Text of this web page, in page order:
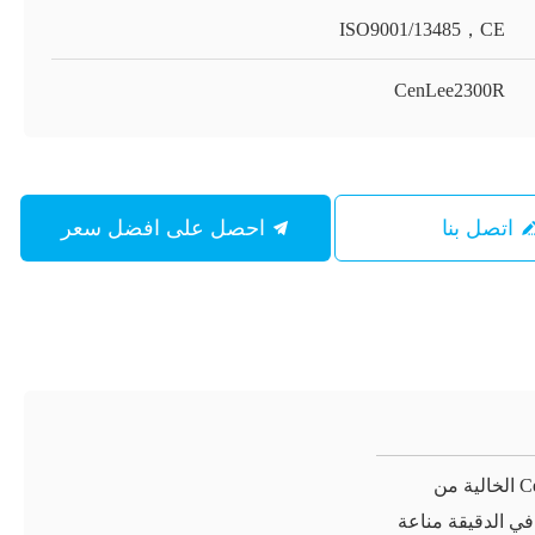
ISO9001/13485，CE
CenLee2300R
اتصل بنا
آلة الطرد المركزي الطبية CenLee الخالية من
23000 دورة في الدقيقة مناعة